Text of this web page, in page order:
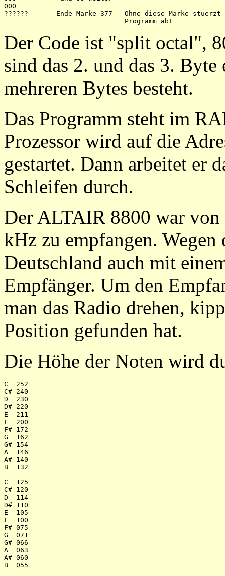
000
??????       Ende-Marke 377   Ohne diese Marke
Der Code ist "split octal",
sind das 2. und das 3.
mehreren Bytes besteht.
Das Programm steht im
Prozessor wird auf die
gestartet. Dann arbeitet er
Schleifen durch.
Der ALTAIR 8800 war von
kHz zu empfangen.
Deutschland auch mit
Empfänger. Um den
man das Radio drehen,
Position gefunden hat.
Die Höhe der Noten wird
C  252
C# 240
D  230
D# 220
E  211
F  200
F# 172
G  162
G# 154
A  146
A# 140
B  132
C  125
C# 120
D  114
D# 110
E  105
F  100
F# 075
G  071
G# 066
A  063
A# 060
B  055